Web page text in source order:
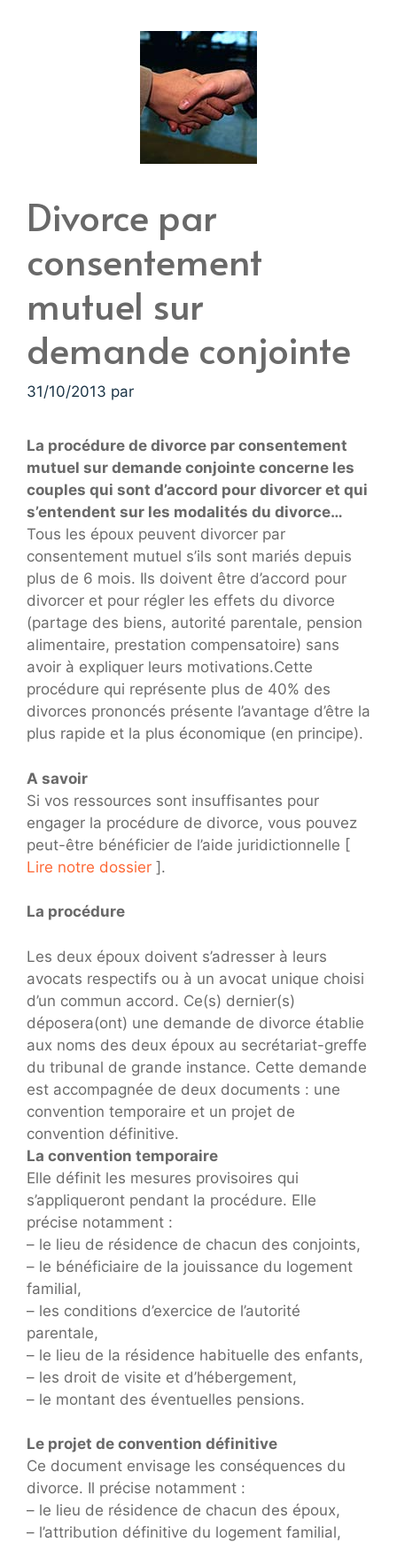
Divorce par
consentement
mutuel sur
demande conjointe
31/10/2013 par
La procédure de divorce par consentement
mutuel sur demande conjointe concerne les
couples qui sont d’accord pour divorcer et qui
s’entendent sur les modalités du divorce…
Tous les époux peuvent divorcer par
consentement mutuel s’ils sont mariés depuis
plus de 6 mois. Ils doivent être d’accord pour
divorcer et pour régler les effets du divorce
(partage des biens, autorité parentale, pension
alimentaire, prestation compensatoire) sans
avoir à expliquer leurs motivations.Cette
procédure qui représente plus de 40% des
divorces prononcés présente l’avantage d’être la
plus rapide et la plus économique (en principe).
A savoir
Si vos ressources sont insuffisantes pour
engager la procédure de divorce, vous pouvez
peut-être bénéficier de l’aide juridictionnelle [
Lire notre dossier ].
La procédure
Les deux époux doivent s’adresser à leurs
avocats respectifs ou à un avocat unique choisi
d’un commun accord. Ce(s) dernier(s)
déposera(ont) une demande de divorce établie
aux noms des deux époux au secrétariat-greffe
du tribunal de grande instance. Cette demande
est accompagnée de deux documents : une
convention temporaire et un projet de
convention définitive.
La convention temporaire
Elle définit les mesures provisoires qui
s’appliqueront pendant la procédure. Elle
précise notamment :
– le lieu de résidence de chacun des conjoints,
– le bénéficiaire de la jouissance du logement
familial,
– les conditions d’exercice de l’autorité
parentale,
– le lieu de la résidence habituelle des enfants,
– les droit de visite et d’hébergement,
– le montant des éventuelles pensions.
Le projet de convention définitive
Ce document envisage les conséquences du
divorce. Il précise notamment :
– le lieu de résidence de chacun des époux,
– l’attribution définitive du logement familial,